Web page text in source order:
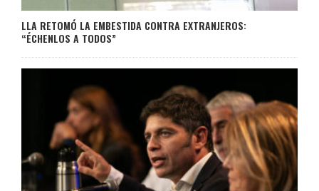
LLA RETOMÓ LA EMBESTIDA CONTRA EXTRANJEROS:
“ÉCHENLOS A TODOS”